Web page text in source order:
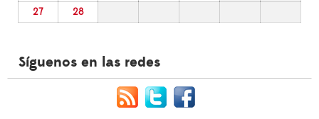
27
28
Síguenos en las redes